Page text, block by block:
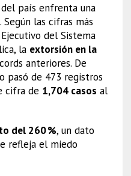
país enfrenta una
las cifras más
del Sistema
la extorsión en la
anteriores. De
pasó de 473 registros
cifra de 1,704 casos al
del 260 %, un dato
refleja el miedo